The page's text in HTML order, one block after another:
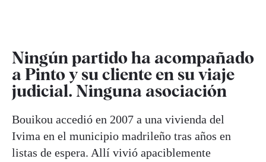
Ningún partido ha acompañado
a Pinto y su cliente en su viaje
judicial. Ninguna asociación
Bouikou accedió en 2007 a una vivienda del
Ivima en el municipio madrileño tras años en
listas de espera. Allí vivió apaciblemente